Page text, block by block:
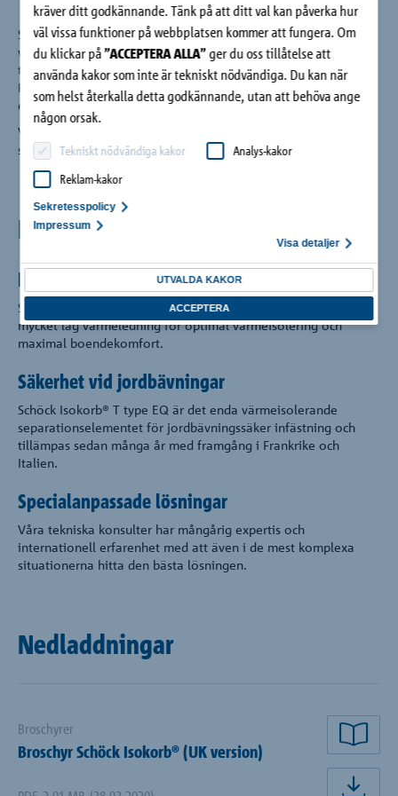
kräver ditt godkännande. Tänk på att ditt val kan påverka hur
väl vissa funktioner på webbplatsen kommer att fungera. Om
du klickar på”ACCEPTERA ALLA”ger du oss tillåtelse att
använda kakor som inte är tekniskt nödvändiga. Du kan när
som helst återkalla detta godkännande, utan att behöva ange
någon orsak.
Tekniskt nödvändiga kakor
Analys-kakor
Reklam-kakor
Sekretesspolicy
Impressum
Visa detaljer
UTVALDA KAKOR
ACCEPTERA
Schöck Isokorb® T typ EQ har 80 mm isolering, minimerar
värmeförlust och förebygger köldbryggor. Elementet finns
tillgängligt i brandbeständigt utförande (brandskyddsklass
REI120). Isokorb® T typ EQ används alltid i kombination med
en Schöck Isokorb® T typ K, Q, Q-P eller D.
Vår
speciallösningar.
Fördelar
Högkvalitativ värmeisolering
Schöck Isokorb® tillverkas av högkvalitativa material med
mycket låg värmeledning för optimal värmeisolering och
maximal boendekomfort.
Säkerhet vid jordbävningar
Schöck Isokorb® T type EQ är det enda värmeisolerande
separationselementet för jordbävningssäker infästning och
tillämpas sedan många år med framgång i Frankrike och
Italien.
Specialanpassade lösningar
Våra tekniska konsulter har mångårig expertis och
internationell erfarenhet med att även i de mest komplexa
situationerna hitta den bästa lösningen.
Nedladdningar
Broschyrer
Broschyr Schöck Isokorb® (UK version)